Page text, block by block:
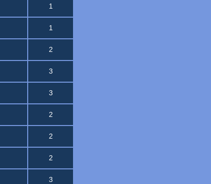
1
1
2
3
3
2
2
2
3